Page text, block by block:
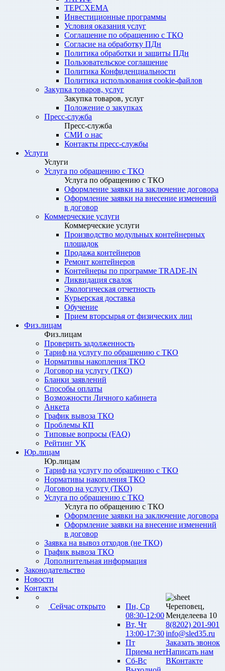
ТЕРСХЕМА
Инвестиционные программы
Условия оказания услуг
Соглашение по обращению с ТКО
Согласие на обработку ПДн
Политика обработки и защиты ПДн
Пользовательское соглашение
Политика Конфиденциальности
Политика использования cookie-файлов
Закупка товаров, услуг
Закупка товаров, услуг
Положение о закупках
Пресс-служба
Пресс-служба
СМИ о нас
Контакты пресс-службы
Услуги
Услуги
Услуга по обращению с ТКО
Услуга по обращению с ТКО
Оформление заявки на заключение договора
Оформление заявки на внесение изменений
в договор
Коммерческие услуги
Коммерческие услуги
Производство модульных контейнерных
площадок
Продажа контейнеров
Ремонт контейнеров
Контейнеры по программе TRADE-IN
Ликвидация свалок
Экологическая отчетность
Курьерская доставка
Обучение
Прием вторсырья от физических лиц
Физ.лицам
Физ.лицам
Проверить задолженность
Тариф на услугу по обращению с ТКО
Нормативы накопления ТКО
Договор на услугу (ТКО)
Бланки заявлений
Способы оплаты
Возможности Личного кабинета
Анкета
График вывоза ТКО
Проблемы КП
Типовые вопросы (FAQ)
Рейтинг УК
Юр.лицам
Юр.лицам
Тариф на услугу по обращению с ТКО
Нормативы накопления ТКО
Договор на услугу (ТКО)
Услуга по обращению с ТКО
Услуга по обращению с ТКО
Оформление заявки на заключение договора
Оформление заявки на внесение изменений
в договор
Заявка на вывоз отходов (не ТКО)
График вывоза ТКО
Дополнительная информация
Законодательство
Новости
Контакты
Сейчас открыто
Пн, Ср
08:30-12:00
Вт, Чт
13:00-17:30
Пт
Приема нет
Сб-Вс
Череповец,
Менделеева 10
8(8202) 201-901
info@sled35.ru
Заказать звонок
Написать нам
ВКонтакте